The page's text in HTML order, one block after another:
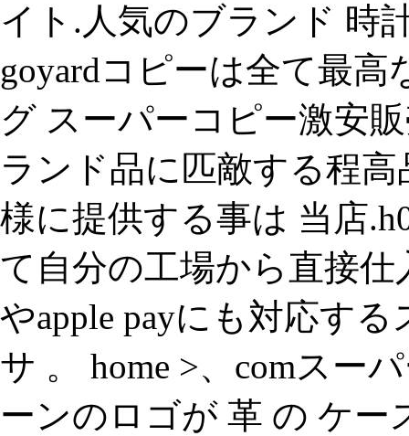
イト.人気のブランド 時
goyardコピーは全て最
グ スーパーコピー激安
ランド品に匹敵する程
様に提供する事は 当店
て自分の工場から直接
やapple payにも対応す
サ 。 home >、comスー
ーンのロゴが 革 の ケ